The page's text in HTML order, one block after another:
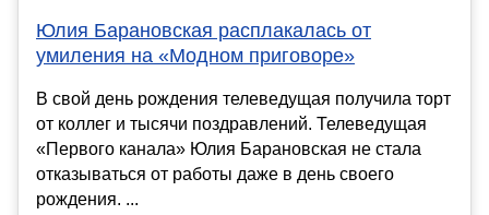
Юлия Барановская расплакалась от
умиления на «Модном приговоре»
В свой день рождения телеведущая получила торт
от коллег и тысячи поздравлений. Телеведущая
«Первого канала» Юлия Барановская не стала
отказываться от работы даже в день своего
рождения. ...